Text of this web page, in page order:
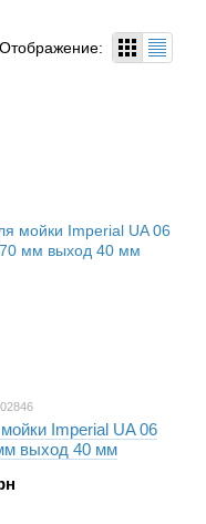
Отображение:
Imperial UA 06
выход 40 мм